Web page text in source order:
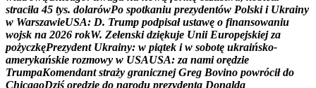
straciła 45 tys. dolarówPo spotkaniu prezydentów Polski i Ukrainy
w WarszawieUSA: D. Trump podpisał ustawę o finansowaniu
wojsk na 2026 rokW. Zełenski dziękuje Unii Europejskiej za
pożyczkęPrezydent Ukrainy: w piątek i w sobotę ukraińsko-
amerykańskie rozmowy w USAUSA: za nami orędzie
TrumpaKomendant straży granicznej Greg Bovino powrócił do
ChicagoDziś orędzie do narodu prezydenta Donalda